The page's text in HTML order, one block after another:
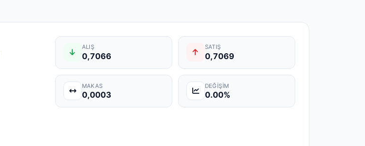
ALIŞ
0,7066
SATIŞ
0,7069
MAKAS
0,0003
DEĞIŞIM
0.00%